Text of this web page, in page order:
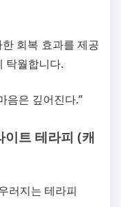
회복 효과를 제공
탁월합니다.
음은 깊어진다.”
트 테라피 (캐
러지는 테라피